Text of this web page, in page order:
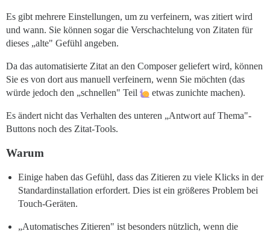
Es gibt mehrere Einstellungen, um zu verfeinern, was zitiert wird
und wann. Sie können sogar die Verschachtelung von Zitaten für
dieses „alte" Gefühl angeben.
Da das automatisierte Zitat an den Composer geliefert wird, können
Sie es von dort aus manuell verfeinern, wenn Sie möchten (das
würde jedoch den „schnellen" Teil
etwas zunichte machen).
Es ändert nicht das Verhalten des unteren „Antwort auf Thema"-
Buttons noch des Zitat-Tools.
Warum
Einige haben das Gefühl, dass das Zitieren zu viele Klicks in der
Standardinstallation erfordert. Dies ist ein größeres Problem bei
Touch-Geräten.
„Automatisches Zitieren" ist besonders nützlich, wenn die